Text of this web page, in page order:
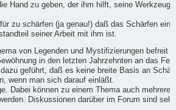
Hand zu geben, der ihm hilft, seine
zu schärfen (ja genau!) daß das Schärfen
seiner Arbeit mit ihm ist.
von Legenden und Mystifizierungen befreit
in den letzten Jahrzehnten an das
geführt, daß es keine breite Basis an
wenn man sich darauf einläßt.
Dabei können zu einem Thema auch mehrere
Diskussionen darüber im Forum sind